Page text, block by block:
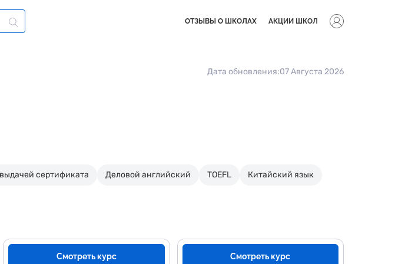
ОТЗЫВЫ О ШКОЛАХ АКЦИИ ШКОЛ
Дата обновления:07 Августа 2026
сертификата Деловой английский TOEFL Китайский язык
Смотреть курс Смотреть курс